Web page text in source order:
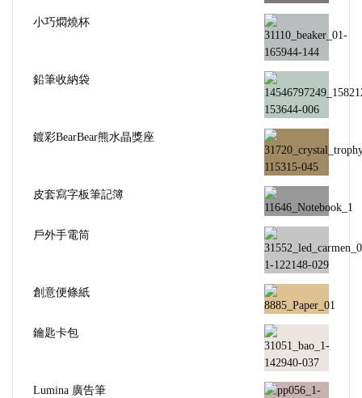
小巧燜燒杯
鉛筆收納袋
鍍彩BearBear熊水晶獎座
皮套寫字板筆記簿
戶外手電筒
創意便條紙
鑰匙卡包
Lumina 廣告筆